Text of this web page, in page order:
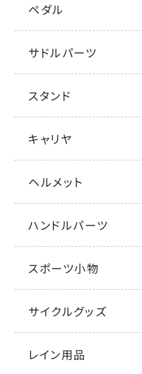
ペダル
サドルパーツ
スタンド
キャリヤ
ヘルメット
ハンドルパーツ
スポーツ小物
サイクルグッズ
レイン用品